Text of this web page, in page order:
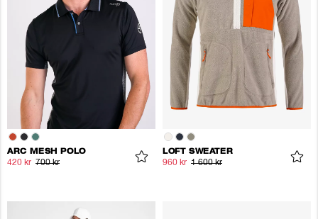
ARC MESH POLO
420 kr 700 kr
LOFT SWEATER
960 kr 1 600 kr